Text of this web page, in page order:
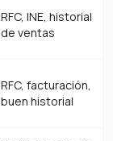
RFC, INE, historial
de ventas
RFC, facturación,
buen historial